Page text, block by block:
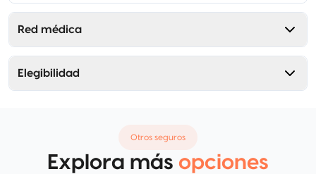
Red médica
Elegibilidad
Otros seguros
Explora más opciones